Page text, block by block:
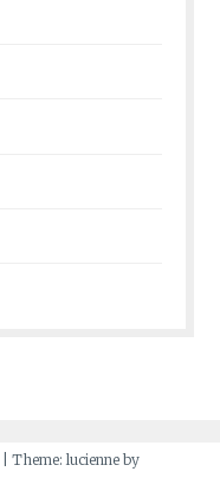
Theme: lucienne by